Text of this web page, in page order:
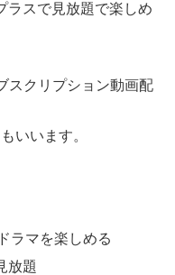
ラスで見放題で楽しめ
スクリプション動画配
いいます。
ラマを楽しめる
放題